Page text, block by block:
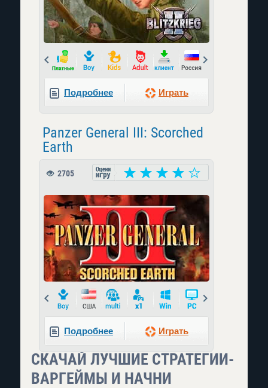
Prev
Подробнее Играть
Panzer General III: Scorched
Earth
2705
Prev
Подробнее Играть
СКАЧАЙ ЛУЧШИЕ СТРАТЕГИИ-
ВАРГЕЙМЫ И НАЧНИ